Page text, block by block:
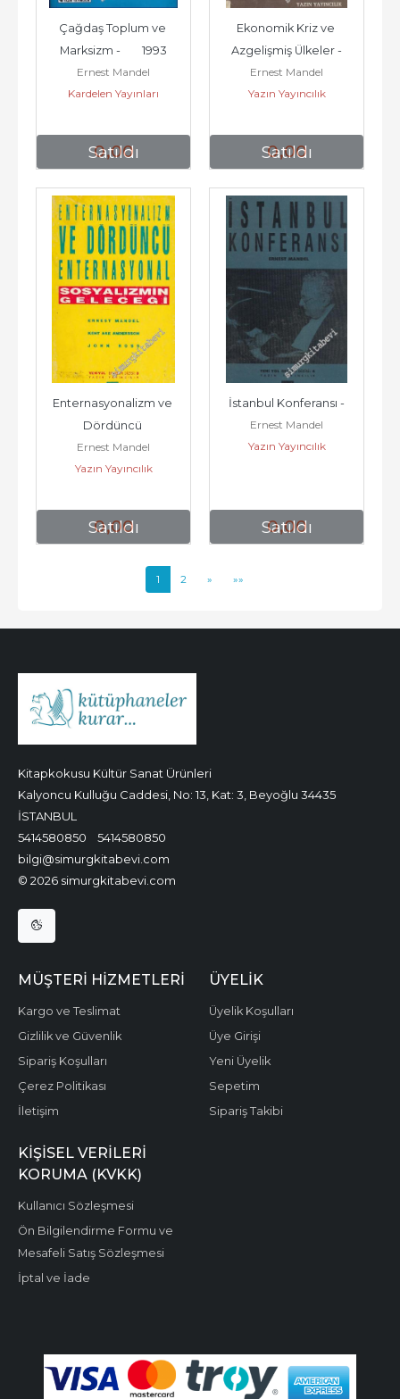
Satıldı
Çağdaş Toplum ve
Marksizm -        1993
Ernest Mandel
Kardelen Yayınları
0,00 Satıldı
Ekonomik Kriz ve
Azgelişmiş Ülkeler -
Ernest Mandel
Yazın Yayıncılık
0,00
Satıldı
Enternasyonalizm ve
Dördüncü
Enternasyonal:
Sosyalizmin Geleceği -
Ernest Mandel
Yazın Yayıncılık
0,00 Satıldı
İstanbul Konferansı -
Ernest Mandel
Yazın Yayıncılık
0,00
1 2 » »»
Kitapkokusu Kültür Sanat Ürünleri
Kalyoncu Kulluğu Caddesi, No: 13, Kat: 3, Beyoğlu 34435
İSTANBUL
5414580850
5414580850
bilgi@simurgkitabevi.com
© 2026 simurgkitabevi.com
MÜŞTERI HIZMETLERI
Kargo ve Teslimat
Gizlilik ve Güvenlik
Sipariş Koşulları
Çerez Politikası
İletişim
ÜYELIK
Üyelik Koşulları
Üye Girişi
Yeni Üyelik
Sepetim
Sipariş Takibi
KIŞISEL VERILERI
KORUMA (KVKK)
Kullanıcı Sözleşmesi
Ön Bilgilendirme Formu ve
Mesafeli Satış Sözleşmesi
İptal ve İade